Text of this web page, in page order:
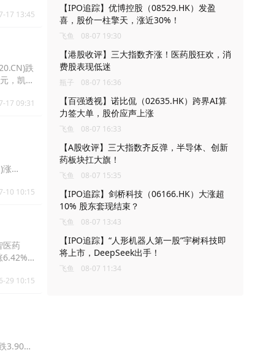
17 13:45
跌
，凯莱
17 09:31
涨
10 10:15
医药
6.42%
29 10:15
3.90%
【IPO追踪】优博控股（08529.HK）发盈
喜，股价一柱擎天，涨近30%！
飞鱼 08-07 19:30
【港股收评】三大指数齐涨！医药股狂欢，消
费股表现低迷
瓶子 08-07 16:36
【百强透视】诺比侃（02635.HK）跨界AI算
力签大单，股价应声上涨
飞鱼 08-07 16:33
【A股收评】三大指数齐反弹，半导体、创新
药板块扛大旗！
飞鱼 08-07 15:35
【IPO追踪】剑桥科技（06166.HK）大涨超
10% 股东套现结束？
飞鱼 08-07 13:43
【IPO追踪】“人形机器人第一股”宇树科技即
将上市，DeepSeek出手！
飞鱼 08-07 11:34